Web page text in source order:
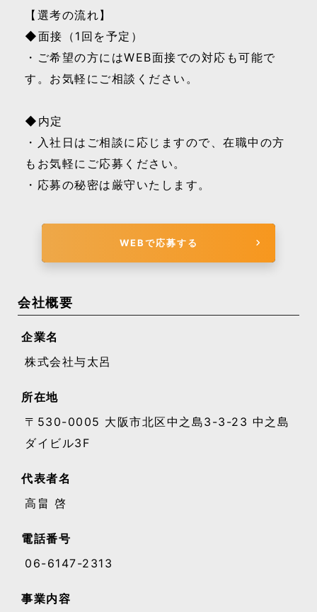
【選考の流れ】
◆面接（1回を予定）
・ご希望の方にはWEB面接での対応も可能で
す。お気軽にご相談ください。
◆内定
・入社日はご相談に応じますので、在職中の方
もお気軽にご応募ください。
・応募の秘密は厳守いたします。
WEBで応募する
会社概要
企業名
株式会社与太呂
所在地
〒530-0005 大阪市北区中之島3-3-23 中之島
ダイビル3F
代表者名
高畠 啓
電話番号
06-6147-2313
事業内容